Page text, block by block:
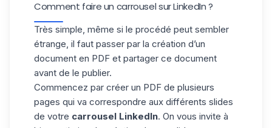
Comment faire un carrousel sur LinkedIn ?
Très simple, même si le procédé peut sembler
étrange, il faut passer par la création d’un
document en PDF et partager ce document
avant de le publier.
Commencez par créer un PDF de plusieurs
pages qui va correspondre aux différents slides
de votre carrousel LinkedIn. On vous invite à